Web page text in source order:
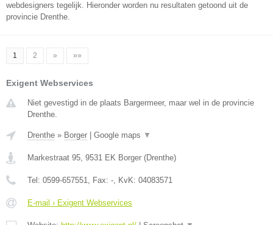
webdesigners tegelijk. Hieronder worden nu resultaten getoond uit de
provincie Drenthe.
1 2 » »»
Exigent Webservices
Niet gevestigd in de plaats Bargermeer, maar wel in de provincie
Drenthe.
Drenthe » Borger Google maps ▼
Markestraat 95, 9531 EK Borger (Drenthe)
Tel: 0599-657551, Fax: -, KvK: 04083571
E-mail › Exigent Webservices